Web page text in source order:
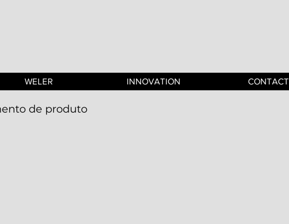
WELER INNOVATION CONTACT
de produto